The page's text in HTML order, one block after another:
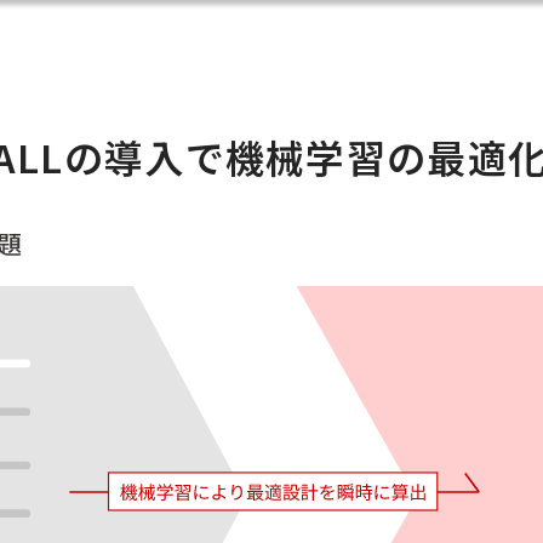
の導入で機械学習の最適